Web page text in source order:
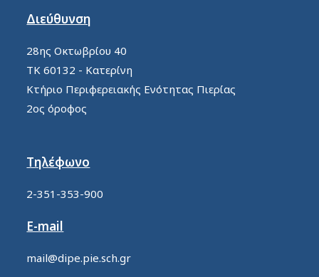
Διεύθυνση
28ης Οκτωβρίου 40
ΤΚ 60132 - Κατερίνη
Κτήριο Περιφερειακής Ενότητας Πιερίας
2ος όροφος
Τηλέφωνο
2-351-353-900
E-mail
mail@dipe.pie.sch.gr